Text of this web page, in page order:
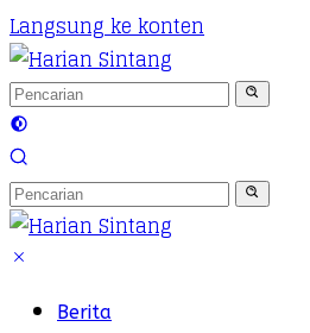
Langsung ke konten
Berita